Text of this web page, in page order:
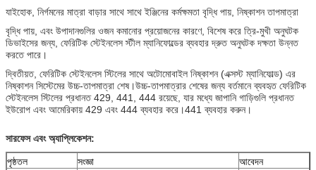
যাইহোক, নির্গমনের মাত্রা বাড়ার সাথে সাথে ইঞ্জিনের কর্মক্ষমতা বৃদ্ধি পায়, নিষ্কাশন তাপমাত্রা
বৃদ্ধি পায়, এবং উপাদানগুলির ওজন কমানোর প্রয়োজনের কারণে, বিশেষ করে ত্রি-মুখী অনুঘটক
ডিভাইসের জন্য, ফেরিটিক স্টেইনলেস স্টীল ম্যানিফোল্ডের ব্যবহার দ্রুত অনুঘটক দক্ষতা উন্নত
করতে পারে।
দ্বিতীয়ত, ফেরিটিক স্টেইনলেস স্টিলের সাথে অটোমোবাইল নিষ্কাশন (এক্সস্ট ম্যানিফোল্ড) এর
নিষ্কাশন সিস্টেমের উচ্চ-তাপমাত্রা শেষ।উচ্চ-তাপমাত্রার শেষের জন্য বর্তমানে ব্যবহৃত ফেরিটিক
স্টেইনলেস স্টিলের প্রধানত 429, 441, 444 রয়েছে, যার মধ্যে জাপানি গাড়িগুলি প্রধানত
ইউরোপ এবং আমেরিকায় 429 এবং 444 ব্যবহার করে।441 ব্যবহার করুন।
সারফেস এবং অ্যাপ্লিকেশন:
পৃষ্ঠতল সংজ্ঞা
আবেদন